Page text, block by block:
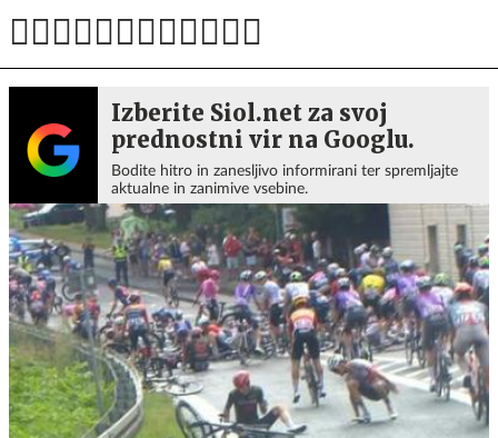
Izberite Siol.net za svoj
prednostni vir na Googlu.
Bodite hitro in zanesljivo informirani ter spremljajte
aktualne in zanimive vsebine.